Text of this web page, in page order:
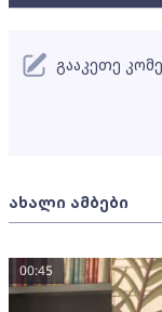
ახალი ამბები
00:45
გააკეთე